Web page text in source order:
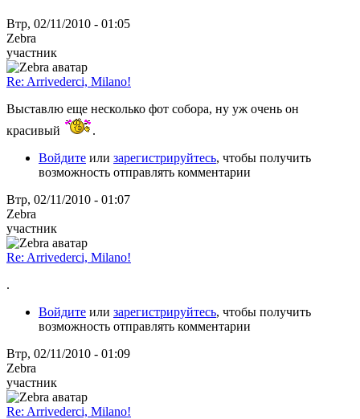
Втр, 02/11/2010 - 01:05
Zebra
участник
Re: Arrivederci, Milano!
Выставлю еще несколько фот собора, ну уж очень он
красивый
.
Войдите или зарегистрируйтесь, чтобы получить
возможность отправлять комментарии
Втр, 02/11/2010 - 01:07
Zebra
участник
Re: Arrivederci, Milano!
.
Войдите или зарегистрируйтесь, чтобы получить
возможность отправлять комментарии
Втр, 02/11/2010 - 01:09
Zebra
участник
Re: Arrivederci, Milano!